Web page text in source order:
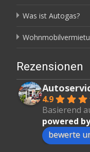
Was ist Autogas?
Rezensionen
4.9
Basierend
powered
bewerte